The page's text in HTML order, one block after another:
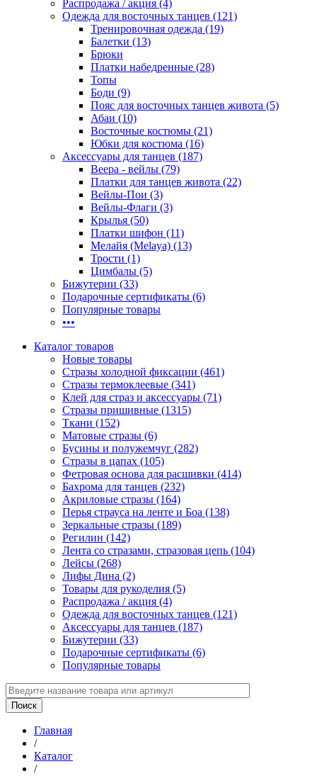
Распродажа / акция (4)
Одежда для восточных танцев (121)
Тренировочная одежда (19)
Балетки (13)
Брюки
Платки набедренные (28)
Топы
Боди (9)
Пояс для восточных танцев живота (5)
Абаи (10)
Восточные костюмы (21)
Юбки для костюма (16)
Аксессуары для танцев (187)
Веера - вейлы (79)
Платки для танцев живота (22)
Вейлы-Пои (3)
Вейлы-Флаги (3)
Крылья (50)
Платки шифон (11)
Мелайя (Melaya) (13)
Трости (1)
Цимбалы (5)
Бижутерии (33)
Подарочные сертификаты (6)
Популярные товары
•••
Каталог товаров
Новые товары
Стразы холодной фиксации (461)
Стразы термоклеевые (341)
Клей для страз и аксессуары (71)
Стразы пришивные (1315)
Ткани (152)
Матовые стразы (6)
Бусины и полужемчуг (282)
Стразы в цапах (105)
Фетровая основа для расшивки (414)
Бахрома для танцев (232)
Акриловые стразы (164)
Перья страуса на ленте и Боа (138)
Зеркальные стразы (189)
Регилин (142)
Лента со стразами, стразовая цепь (104)
Лейсы (268)
Лифы Дина (2)
Товары для рукоделия (5)
Распродажа / акция (4)
Одежда для восточных танцев (121)
Аксессуары для танцев (187)
Бижутерии (33)
Подарочные сертификаты (6)
Популярные товары
Главная
/
Каталог
/